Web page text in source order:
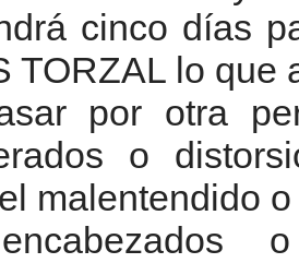
cinco días
TORZAL lo que
por otra
o
malentendido